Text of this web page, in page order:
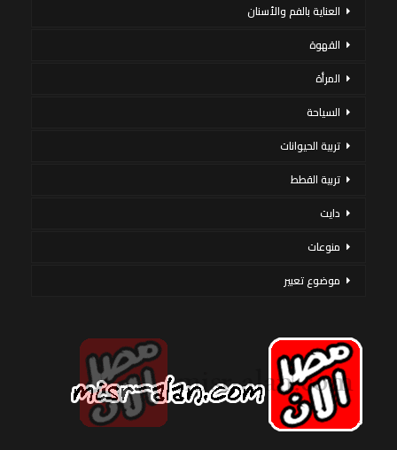
العناية بالفم والأسنان
القهوة
المرأة
السياحة
تربية الحيوانات
تربية القطط
دايت
منوعات
موضوع تعبير